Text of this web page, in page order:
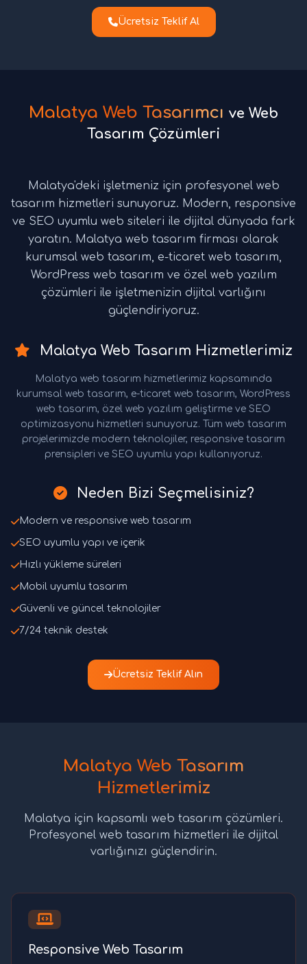
Ücretsiz Teklif Al
Malatya Web Tasarımcı ve Web
Tasarım Çözümleri
Malatya'deki işletmeniz için profesyonel web
tasarım hizmetleri sunuyoruz. Modern, responsive
ve SEO uyumlu web siteleri ile dijital dünyada fark
yaratın. Malatya web tasarım firması olarak
kurumsal web tasarım, e-ticaret web tasarım,
WordPress web tasarım ve özel web yazılım
çözümleri ile işletmenizin dijital varlığını
güçlendiriyoruz.
Malatya Web Tasarım Hizmetlerimiz
Malatya web tasarım hizmetlerimiz kapsamında
kurumsal web tasarım, e-ticaret web tasarım, WordPress
web tasarım, özel web yazılım geliştirme ve SEO
optimizasyonu hizmetleri sunuyoruz. Tüm web tasarım
projelerimizde modern teknolojiler, responsive tasarım
prensipleri ve SEO uyumlu yapı kullanıyoruz.
Neden Bizi Seçmelisiniz?
Modern ve responsive web tasarım
SEO uyumlu yapı ve içerik
Hızlı yükleme süreleri
Mobil uyumlu tasarım
Güvenli ve güncel teknolojiler
7/24 teknik destek
Ücretsiz Teklif Alın
Malatya Web Tasarım
Hizmetlerimiz
Malatya için kapsamlı web tasarım çözümleri.
Profesyonel web tasarım hizmetleri ile dijital
varlığınızı güçlendirin.
Responsive Web Tasarım